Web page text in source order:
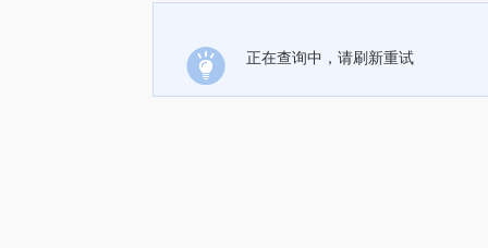
正在查询中，请刷新重试